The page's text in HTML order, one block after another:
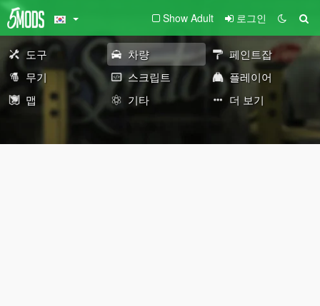
Show Adult 로그인
도구 차량
페인트잡
무기
스크립트
플레이어
맵
기타 더 보기